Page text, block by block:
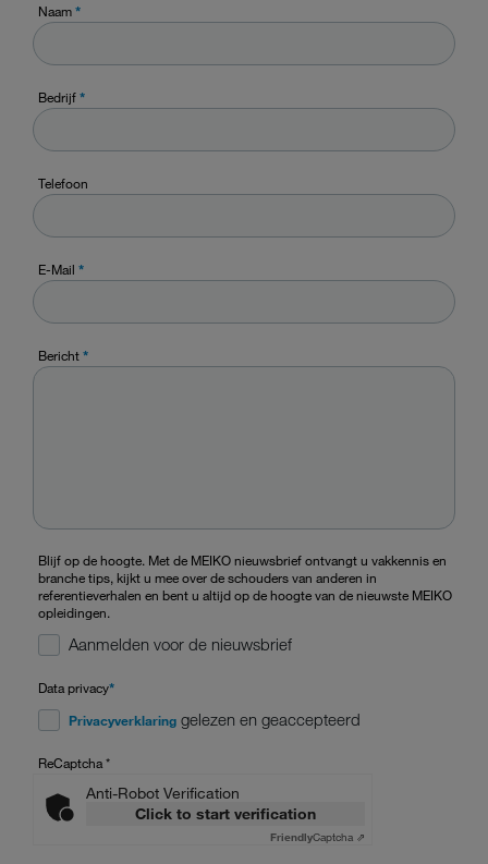
Naam*
Bedrijf*
Telefoon
E-Mail *
Bericht*
Blijf op de hoogte. Met de MEIKO nieuwsbrief ontvangt u vakkennis en
branche tips, kijkt u mee over de schouders van anderen in
referentieverhalen en bent u altijd op de hoogte van de nieuwste MEIKO
opleidingen.
Aanmelden voor de nieuwsbrief
Data privacy*
Privacyverklaring gelezen en geaccepteerd
ReCaptcha*
Anti-Robot Verification
Click to start verification
FriendlyCaptcha ⇗